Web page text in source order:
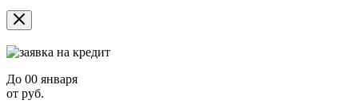
До 00 января
от руб.